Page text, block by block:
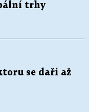
trhy
se daří až